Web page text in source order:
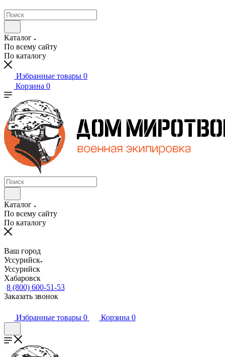
Каталог
По всему сайту
По каталогу
Избранные товары 0
Корзина 0
Каталог
По всему сайту
По каталогу
Ваш город
Уссурийск
Уссурийск
Хабаровск
8 (800) 600-51-53
Заказать звонок
Избранные товары 0 Корзина 0